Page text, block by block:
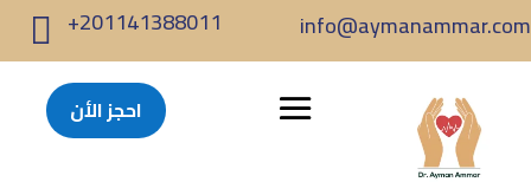
 +201141388011 info@aymanammar.com
احجز الأن